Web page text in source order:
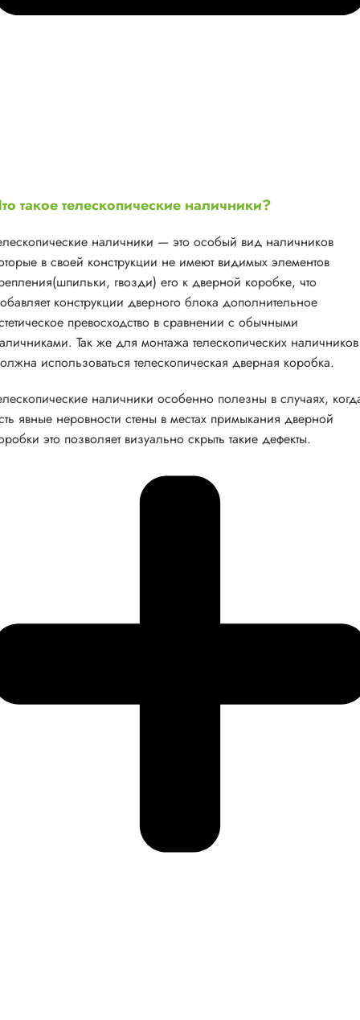
такое телескопические наличники?
наличники — это особый вид наличников
в своей конструкции не имеют видимых элементов
гвозди) его к дверной коробке, что
конструкции дверного блока дополнительное
превосходство в сравнении с обычными
Так же для монтажа телескопических наличников
использоваться телескопическая дверная коробка.
наличники особенно полезны в случаях,
явные неровности стены в местах примыкания дверной
это позволяет визуально скрыть такие дефекты.